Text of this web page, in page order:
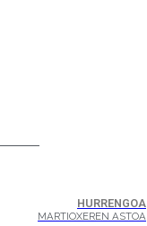
HURRENGOA
MARTIOXEREN ASTOA